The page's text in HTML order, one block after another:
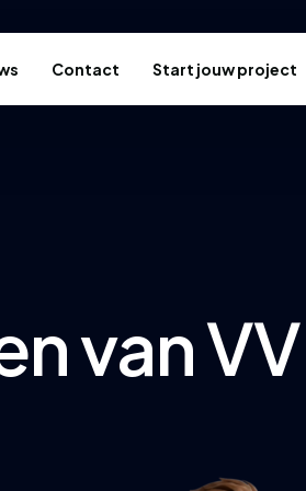
Contact Start jouw project
van